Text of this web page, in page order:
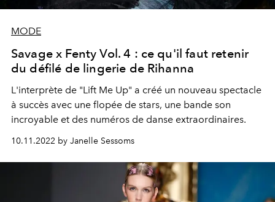
MODE
Savage x Fenty Vol. 4 : ce qu'il faut retenir
du défilé de lingerie de Rihanna
L'interprète de "Lift Me Up" a créé un nouveau spectacle
à succès avec une flopée de stars, une bande son
incroyable et des numéros de danse extraordinaires.
10.11.2022 by Janelle Sessoms